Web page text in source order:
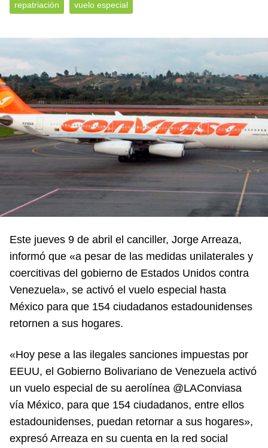
repatriación vuelo especial
Este jueves 9 de abril el canciller, Jorge Arreaza,
informó que «a pesar de las medidas unilaterales y
coercitivas del gobierno de Estados Unidos contra
Venezuela», se activó el vuelo especial hasta
México para que 154 ciudadanos estadounidenses
retornen a sus hogares.
«Hoy pese a las ilegales sanciones impuestas por
EEUU, el Gobierno Bolivariano de Venezuela activó
un vuelo especial de su aerolínea @LAConviasa
vía México, para que 154 ciudadanos, entre ellos
estadounidenses, puedan retornar a sus hogares»,
expresó Arreaza en su cuenta en la red social